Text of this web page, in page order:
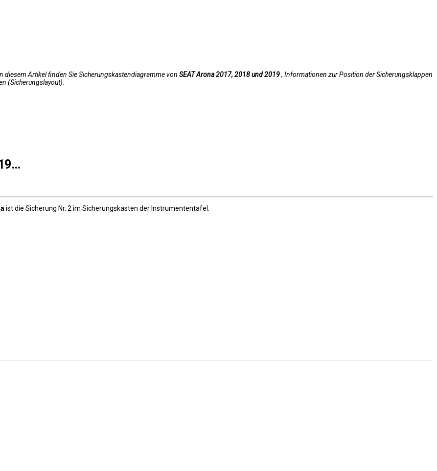
diesem Artikel finden Sie Sicherungskastendiagramme von SEAT Arona 2017, 2018 und 2019, Informationen zur Position der Sicherungsklappen
(Sicherungslayout).
ist die Sicherung Nr. 2 im Sicherungskasten der Instrumententafel.